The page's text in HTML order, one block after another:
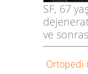
SF, 67
ve
Ortopedi